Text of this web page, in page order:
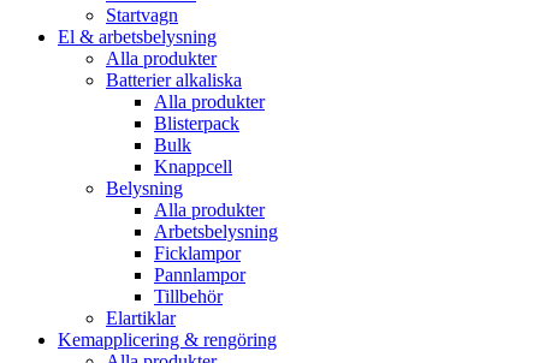
Startvagn
El & arbetsbelysning
Alla produkter
Batterier alkaliska
Alla produkter
Blisterpack
Bulk
Knappcell
Belysning
Alla produkter
Arbetsbelysning
Ficklampor
Pannlampor
Tillbehör
Elartiklar
Kemapplicering & rengöring